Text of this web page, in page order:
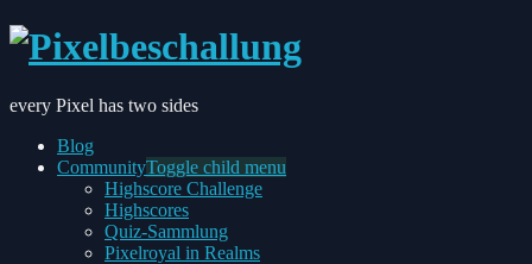
every Pixel has two sides
Blog
CommunityToggle child menu
Highscore Challenge
Highscores
Quiz-Sammlung
Pixelroyal in Realms